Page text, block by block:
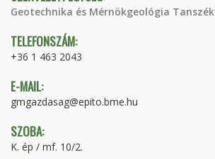
Geotechnika és Mérnökgeológia Tanszék
TELEFONSZÁM:
+36 1 463 2043
E-MAIL:
gmgazdasag@epito.bme.hu
SZOBA:
K. ép / mf. 10/2.